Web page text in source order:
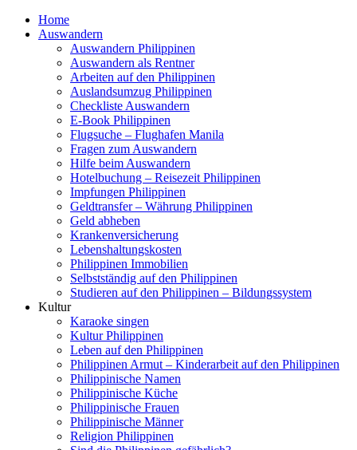
Home
Auswandern
Auswandern Philippinen
Auswandern als Rentner
Arbeiten auf den Philippinen
Auslandsumzug Philippinen
Checkliste Auswandern
E-Book Philippinen
Flugsuche – Flughafen Manila
Fragen zum Auswandern
Hilfe beim Auswandern
Hotelbuchung – Reisezeit Philippinen
Impfungen Philippinen
Geldtransfer – Währung Philippinen
Geld abheben
Krankenversicherung
Lebenshaltungskosten
Philippinen Immobilien
Selbstständig auf den Philippinen
Studieren auf den Philippinen – Bildungssystem
Kultur
Karaoke singen
Kultur Philippinen
Leben auf den Philippinen
Philippinen Armut – Kinderarbeit auf den Philippinen
Philippinische Namen
Philippinische Küche
Philippinische Frauen
Philippinische Männer
Religion Philippinen